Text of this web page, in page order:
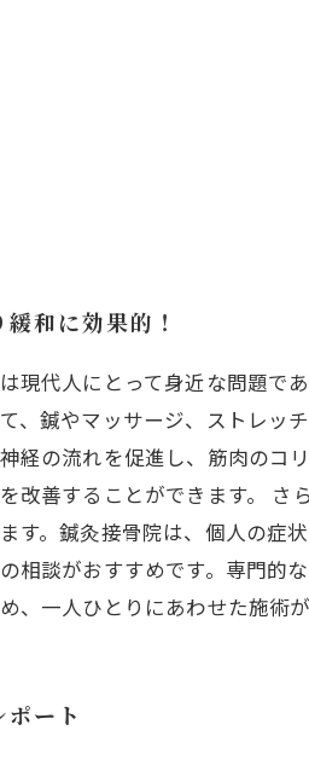
和に効果的！
現代人にとって身近な問題で
、鍼やマッサージ、ストレッ
経の流れを促進し、筋肉のコ
改善することができます。 さ
す。鍼灸接骨院は、個人の症
相談がおすすめです。専門的
、一人ひとりにあわせた施術
ポート